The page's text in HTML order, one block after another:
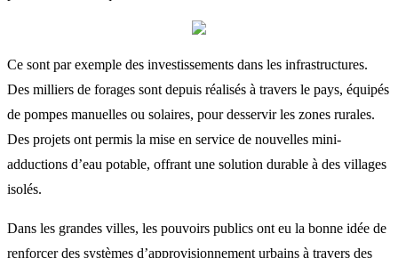
Ce sont par exemple des investissements dans les infrastructures.
Des milliers de forages sont depuis réalisés à travers le pays, équipés
de pompes manuelles ou solaires, pour desservir les zones rurales.
Des projets ont permis la mise en service de nouvelles mini-
adductions d’eau potable, offrant une solution durable à des villages
isolés.
Dans les grandes villes, les pouvoirs publics ont eu la bonne idée de
renforcer des systèmes d’approvisionnement urbains à travers des